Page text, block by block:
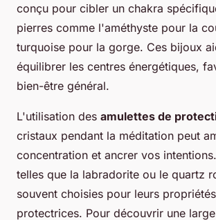
conçu pour cibler un chakra
pierres comme l'améthyste pour la
turquoise pour la gorge. Ces bijoux
équilibrer les centres énergétiques,
bien-être général.
L'utilisation des amulettes de
cristaux pendant la méditation peut
concentration et ancrer vos
telles que la labradorite ou le quartz
souvent choisies pour leurs
protectrices. Pour découvrir une